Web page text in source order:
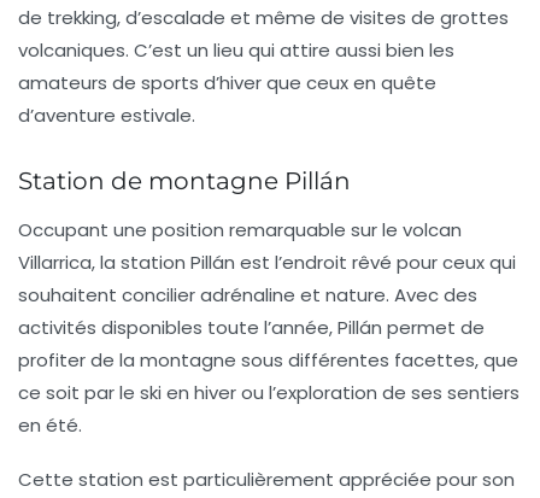
de trekking, d’escalade et même de visites de grottes
volcaniques. C’est un lieu qui attire aussi bien les
amateurs de sports d’hiver que ceux en quête
d’aventure estivale.
Station de montagne Pillán
Occupant une position remarquable sur le volcan
Villarrica, la station Pillán est l’endroit rêvé pour ceux qui
souhaitent concilier adrénaline et nature. Avec des
activités disponibles toute l’année, Pillán permet de
profiter de la montagne sous différentes facettes, que
ce soit par le ski en hiver ou l’exploration de ses sentiers
en été.
Cette station est particulièrement appréciée pour son